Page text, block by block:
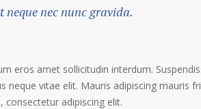
nec nunc gravida.
eros amet sollicitudin interdum.
vitae elit. Mauris adipiscing mauris
adipiscing elit.